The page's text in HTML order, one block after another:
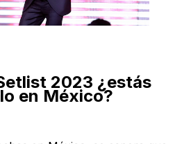
2023 ¿estás
en México?